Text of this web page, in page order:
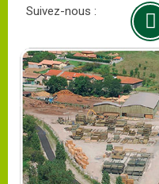
Suivez-nous :